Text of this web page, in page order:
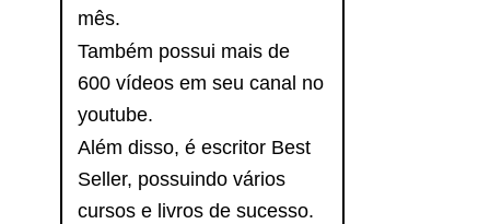
mês.
Também possui mais de
600 vídeos em seu canal no
youtube.
Além disso, é escritor Best
Seller, possuindo vários
cursos e livros de sucesso.